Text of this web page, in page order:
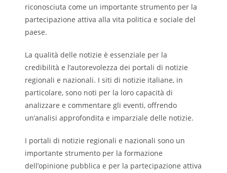
riconosciuta come un importante strumento per la
partecipazione attiva alla vita politica e sociale del
paese.
La qualità delle notizie è essenziale per la
credibilità e l’autorevolezza dei portali di notizie
regionali e nazionali. I siti di notizie italiane, in
particolare, sono noti per la loro capacità di
analizzare e commentare gli eventi, offrendo
un’analisi approfondita e imparziale delle notizie.
I portali di notizie regionali e nazionali sono un
importante strumento per la formazione
dell’opinione pubblica e per la partecipazione attiva